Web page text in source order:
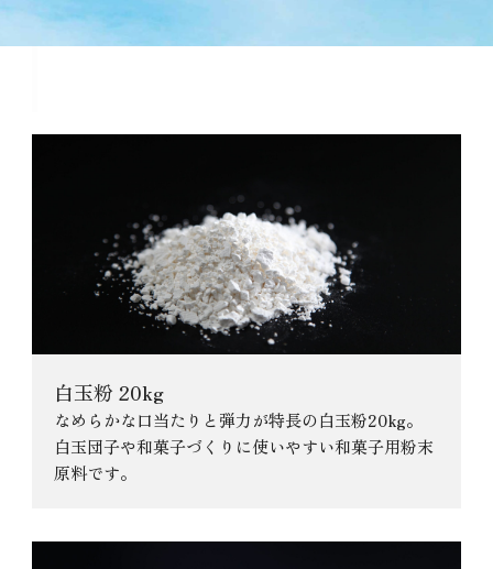
白玉粉 20kg
なめらかな口当たりと弾力が特長の白玉粉20kg。
白玉団子や和菓子づくりに使いやすい和菓子用粉末
原料です。